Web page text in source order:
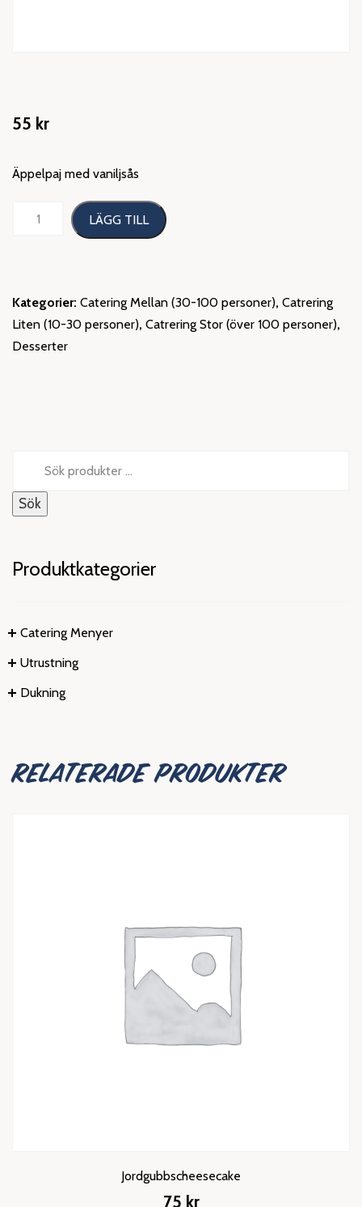
efter:
Sök
Produktkategorier
Catering Menyer
Utrustning
Dukning
55 kr
Äppelpaj med vaniljsås
Äppelpaj
mängd
LÄGG TILL
Kategorier: Catering Mellan (30-100 personer), Catrering
Liten (10-30 personer), Catrering Stor (över 100 personer),
Desserter
RELATERADE PRODUKTER
Jordgubbscheesecake
75 kr